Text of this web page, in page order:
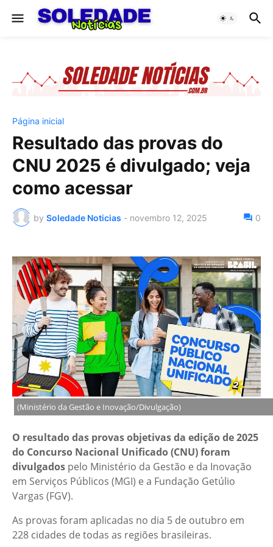
Página inicial
Resultado das provas do
CNU 2025 é divulgado; veja
como acessar
by Soledade Noticias - novembro 12, 2025 0
(Ministério da Gestão e Inovação/Divulgação)
O resultado das provas objetivas da edição de 2025
do Concurso Nacional Unificado (CNU) foram
divulgados pelo Ministério da Gestão e da Inovação
em Serviços Públicos (MGI) e a Fundação Getúlio
Vargas (FGV).
As provas foram aplicadas no dia 5 de outubro em
228 cidades de todas as regiões brasileiras.